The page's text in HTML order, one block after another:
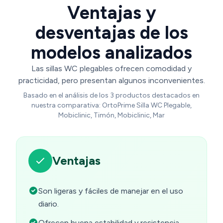
Ventajas y
desventajas de los
modelos analizados
Las sillas WC plegables ofrecen comodidad y
practicidad, pero presentan algunos inconvenientes.
Basado en el análisis de los 3 productos destacados en
nuestra comparativa: OrtoPrime Silla WC Plegable,
Mobiclinic, Timón, Mobiclinic, Mar
Ventajas
Son ligeras y fáciles de manejar en el uso
diario.